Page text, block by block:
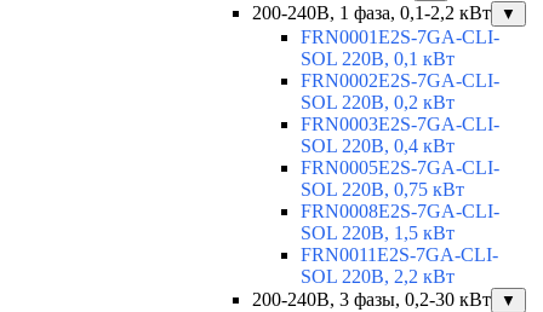
200-240В, 1 фаза, 0,1-2,2 кВт ▼
FRN0001E2S-7GA-CLI-
SOL 220В, 0,1 кВт
FRN0002E2S-7GA-CLI-
SOL 220В, 0,2 кВт
FRN0003E2S-7GA-CLI-
SOL 220В, 0,4 кВт
FRN0005E2S-7GA-CLI-
SOL 220В, 0,75 кВт
FRN0008E2S-7GA-CLI-
SOL 220В, 1,5 кВт
FRN0011E2S-7GA-CLI-
SOL 220В, 2,2 кВт
200-240В, 3 фазы, 0,2-30 кВт
▼